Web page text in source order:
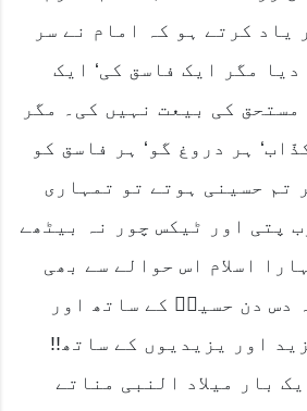
یاد کرتے ہو کہ امام نے سر
دیا مگر ایک فاسق کی‘ ایک
مستحق کی بیعت نہیں کی۔ مگر
ہر دروغ گو‘ ہر فاسق کو
تم حسینی ہوتے تو تمہاری
پتی اور ٹیکس چور نہ بیٹھے
اسلام اس حوالے سے بھی
دس دن حسینؓ کے ساتھ اور
اور یزیدیوں کے ساتھ!!
بار میلاد النبی مناتے